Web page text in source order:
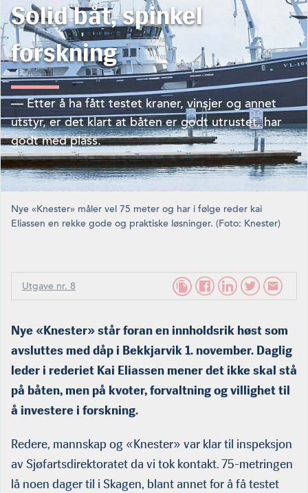
Solid båt, spinkel
forskning
— Etter å ha fått testet kraner, vinsjer og annet
utstyr, er det klart at båten er godt utrustet, har
godt med plass.
Nye «Knester» måler vel 75 meter og har i følge reder kai
Eliassen en rekke gode og praktiske løsninger. (Foto: Knester)
Utgave nr. 8
Nye «Knester» står foran en innholdsrik høst som
avsluttes med dåp i Bekkjarvik 1. november. Daglig
leder i rederiet Kai Eliassen mener det ikke skal stå
på båten, men på kvoter, forvaltning og villighet til
å investere i forskning.
Redere, mannskap og «Knester» var klar til inspeksjon
av Sjøfartsdirektoratet da vi tok kontakt. 75-metringen
lå noen dager til i Skagen, blant annet for å få testet